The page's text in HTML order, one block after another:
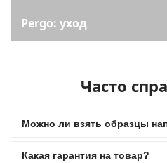
Pergo: уход
Часто
Можно ли взять образцы
Какая гарантия на товар?